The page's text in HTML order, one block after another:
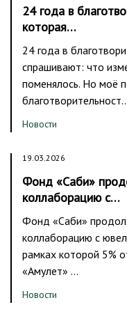
24 года в
которая…
24 года в
спрашивают: что
поменялось. Но моё
Новости
19.03.2026
Фонд «Саби»
коллаборацию с…
Фонд «Саби»
коллаборацию с
рамках которой 5%
«Амулет» …
Новости